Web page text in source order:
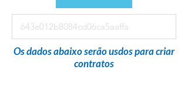
Os dados abaixo serão usdos para criar
contratos